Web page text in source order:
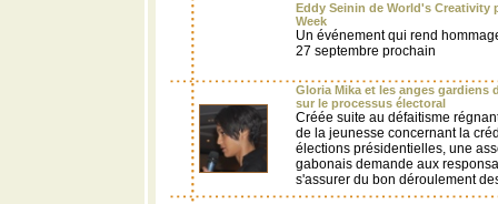
Eddy Seinin de World's Creativity
Week
Un événement qui rend
27 septembre prochain
Gloria Mika et les anges gardiens
sur le processus électoral
Créée suite au défaitisme
de la jeunesse concernant la
élections présidentielles, une
gabonais demande aux
s'assurer du bon déroulement